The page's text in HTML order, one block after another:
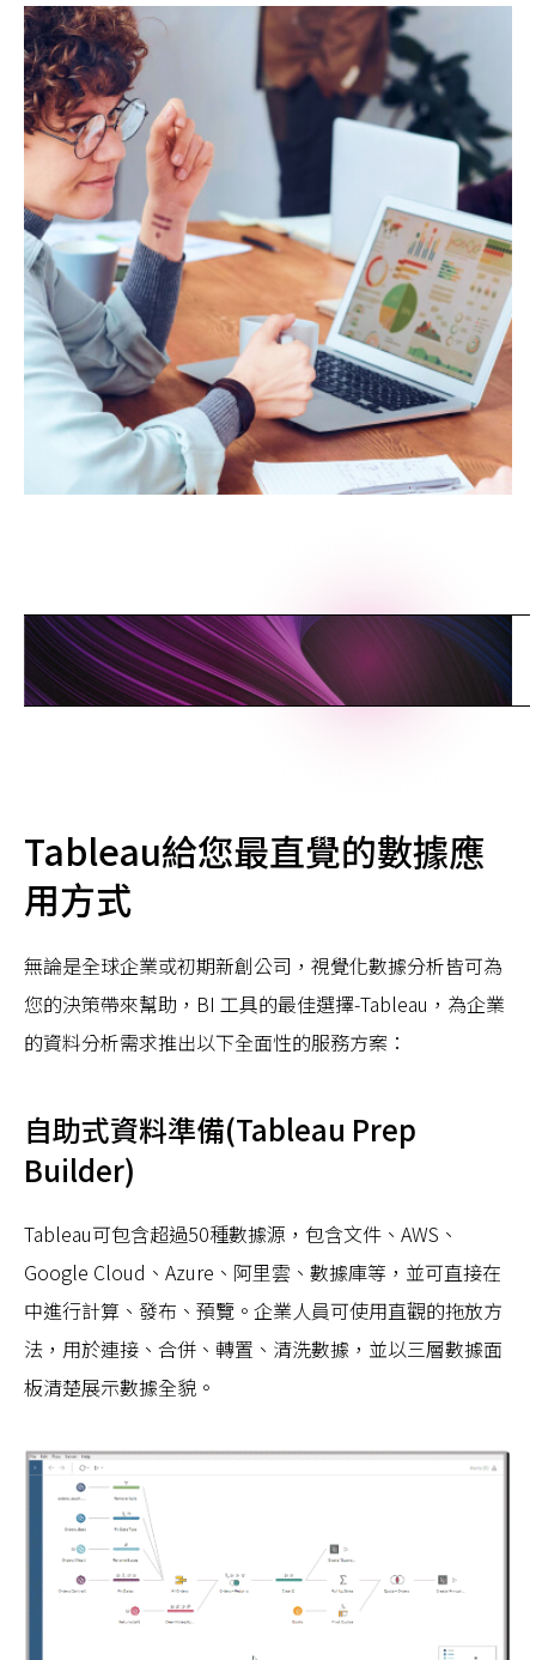
LINKTOTHECLOU
Tableau給您最直覺的數據應
用方式
無論是全球企業或初期新創公司，視覺化數據分析皆可為
您的決策帶來幫助，BI 工具的最佳選擇-Tableau，為企業
的資料分析需求推出以下全面性的服務方案：
自助式資料準備(Tableau Prep
Builder)
Tableau可包含超過50種數據源，包含文件、AWS、
Google Cloud、Azure、阿里雲、數據庫等，並可直接在
中進行計算、發布、預覽。企業人員可使用直觀的拖放方
法，用於連接、合併、轉置、清洗數據，並以三層數據面
板清楚展示數據全貌。